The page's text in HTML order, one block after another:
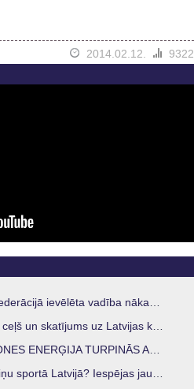
2014.02.12.
9322
vadība nākamajam četru gadu termiņam
uz Latvijas kamaniņu sportu
TURPINĀS ARĪ STARPSEZONĀ
Iespējas jaunajiem sportistiem visos reģionos